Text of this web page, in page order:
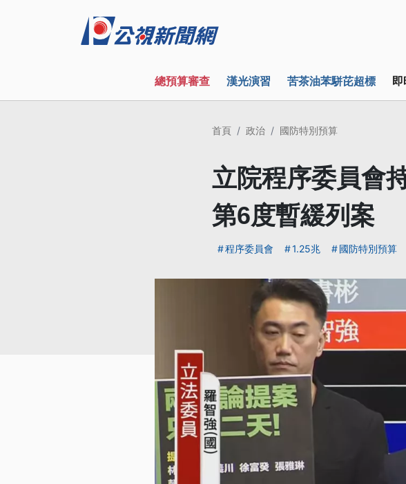
總預算審查 漢光演習 苦茶油苯駢芘超標 即
首頁 政治 國防特別預算
立院程序委員會
第6度暫緩列案
程序委員會 1.25兆 國防特別預算